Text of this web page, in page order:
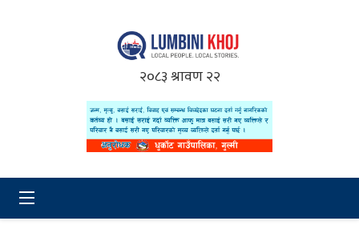
२०८३ श्रावण २२